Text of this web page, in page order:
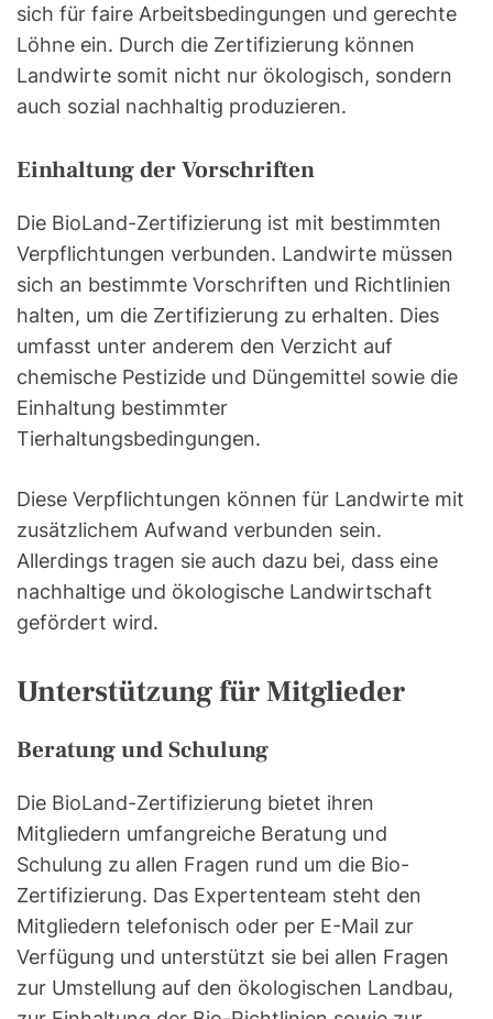
sich für faire Arbeitsbedingungen und gerechte
Löhne ein. Durch die Zertifizierung können
Landwirte somit nicht nur ökologisch, sondern
auch sozial nachhaltig produzieren.
Einhaltung der Vorschriften
Die BioLand-Zertifizierung ist mit bestimmten
Verpflichtungen verbunden. Landwirte müssen
sich an bestimmte Vorschriften und Richtlinien
halten, um die Zertifizierung zu erhalten. Dies
umfasst unter anderem den Verzicht auf
chemische Pestizide und Düngemittel sowie die
Einhaltung bestimmter
Tierhaltungsbedingungen.
Diese Verpflichtungen können für Landwirte mit
zusätzlichem Aufwand verbunden sein.
Allerdings tragen sie auch dazu bei, dass eine
nachhaltige und ökologische Landwirtschaft
gefördert wird.
Unterstützung für Mitglieder
Beratung und Schulung
Die BioLand-Zertifizierung bietet ihren
Mitgliedern umfangreiche Beratung und
Schulung zu allen Fragen rund um die Bio-
Zertifizierung. Das Expertenteam steht den
Mitgliedern telefonisch oder per E-Mail zur
Verfügung und unterstützt sie bei allen Fragen
zur Umstellung auf den ökologischen Landbau,